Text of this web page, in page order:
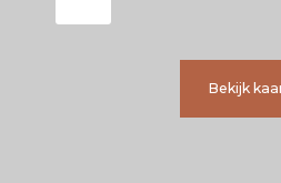
parkeerplaats bedraagt
A A N V U L L E N D E
• Oplevering in overleg;
Bekijk